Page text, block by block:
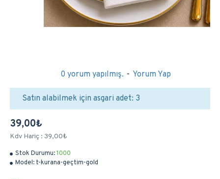
Stok Durumu:1000
Model: t-kurana-geçtim-gold
0 yorum yapılmış. - Yorum Yap
39,00₺
Kdv Hariç : 39,00₺
Satın alabilmek için asgari adet: 3